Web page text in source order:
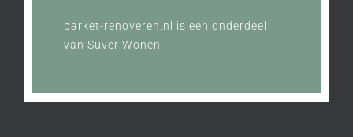
parket-renoveren.nl is een onderdeel
van Suver Wonen